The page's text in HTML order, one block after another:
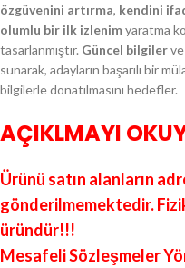
özgüvenini artırma, kendini
olumlu bir ilk izlenimyaratma
tasarlanmıştır. Güncel bilgilerve
sunarak, adayların başarılı bir
bilgilerle donatılmasını hedefler.
AÇIKLMAYI
Ürünü satın alanların
gönderilmemektedir.
üründür!!!
Mesafeli Sözleşmeler